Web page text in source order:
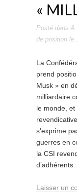
«
Posté dans A
de position le
La
prend
Musk » en
milliardaire
le monde,
s’exprime
guerres en
la CSI
Laisser un